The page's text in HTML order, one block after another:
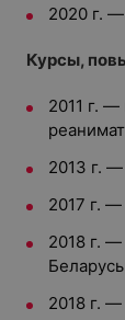
2020 г.
Курсы,
2011 г. —
2013 г.
2017 г.
2018 г.
2018 г.